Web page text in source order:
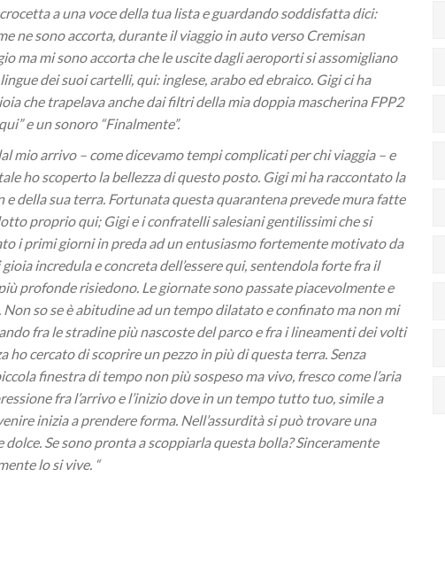
a una voce della tua lista e guardando soddisfatta dici:
ne sono accorta, durante il viaggio in auto verso Cremisan
ma mi sono accorta che le uscite dagli aeroporti si assomigliano
dei suoi cartelli, qui: inglese, arabo ed ebraico. Gigi ci ha
che trapelava anche dai filtri della mia doppia mascherina FPP2
e un sonoro “Finalmente”.
arrivo – come dicevamo tempi complicati per chi viaggia – e
ho scoperto la bellezza di questo posto. Gigi mi ha raccontato la
della sua terra. Fortunata questa quarantena prevede mura fatte
proprio qui; Gigi e i confratelli salesiani gentilissimi che si
i primi giorni in preda ad un entusiasmo fortemente motivato da
incredula e concreta dell’essere qui, sentendola forte fra il
profonde risiedono. Le giornate sono passate piacevolmente e
so se è abitudine ad un tempo dilatato e confinato ma non mi
fra le stradine più nascoste del parco e fra i lineamenti dei volti
ho cercato di scoprire un pezzo in più di questa terra. Senza
finestra di tempo non più sospeso ma vivo, fresco come l’aria
fra l’arrivo e l’inizio dove in un tempo tutto tuo, simile a
inizia a prendere forma. Nell’assurdità si può trovare una
Se sono pronta a scoppiarla questa bolla? Sinceramente
lo si vive. “